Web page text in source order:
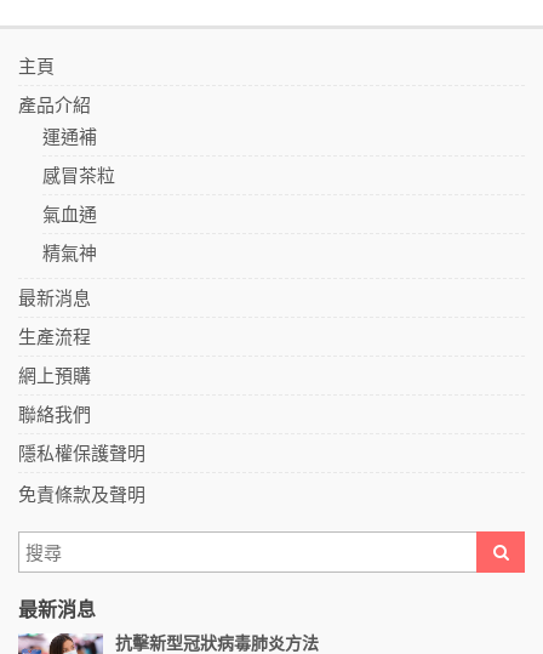
主頁
產品介紹
運通補
感冒茶粒
氣血通
精氣神
最新消息
生產流程
網上預購
聯絡我們
隱私權保護聲明
免責條款及聲明
最新消息
抗擊新型冠狀病毒肺炎方法